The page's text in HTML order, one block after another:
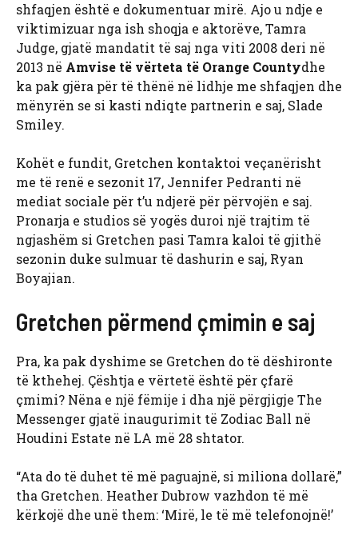
shfaqjen është e dokumentuar mirë. Ajo u ndje e
viktimizuar nga ish shoqja e aktorëve, Tamra
Judge, gjatë mandatit të saj nga viti 2008 deri në
2013 në Amvise të vërteta të Orange Countydhe
ka pak gjëra për të thënë në lidhje me shfaqjen dhe
mënyrën se si kasti ndiqte partnerin e saj, Slade
Smiley.
Kohët e fundit, Gretchen kontaktoi veçanërisht
me të renë e sezonit 17, Jennifer Pedranti në
mediat sociale për t’u ndjerë për përvojën e saj.
Pronarja e studios së yogës duroi një trajtim të
ngjashëm si Gretchen pasi Tamra kaloi të gjithë
sezonin duke sulmuar të dashurin e saj, Ryan
Boyajian.
Gretchen përmend çmimin e saj
Pra, ka pak dyshime se Gretchen do të dëshironte
të kthehej. Çështja e vërtetë është për çfarë
çmimi? Nëna e një fëmije i dha një përgjigje The
Messenger gjatë inaugurimit të Zodiac Ball në
Houdini Estate në LA më 28 shtator.
“Ata do të duhet të më paguajnë, si miliona dollarë,”
tha Gretchen. Heather Dubrow vazhdon të më
kërkojë dhe unë them: ‘Mirë, le të më telefonojnë!’